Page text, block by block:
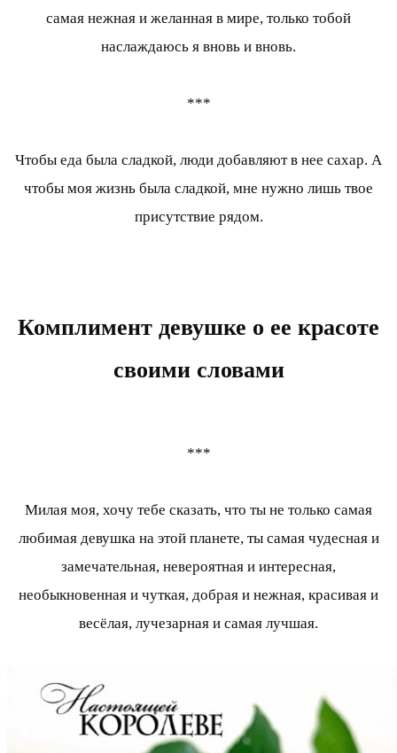
самая нежная и желанная в мире, только тобой
наслаждаюсь я вновь и вновь.
***
Чтобы еда была сладкой, люди добавляют в нее сахар. А
чтобы моя жизнь была сладкой, мне нужно лишь твое
присутствие рядом.
Комплимент девушке о ее красоте
своими словами
***
Милая моя, хочу тебе сказать, что ты не только самая
любимая девушка на этой планете, ты самая чудесная и
замечательная, невероятная и интересная,
необыкновенная и чуткая, добрая и нежная, красивая и
весёлая, лучезарная и самая лучшая.